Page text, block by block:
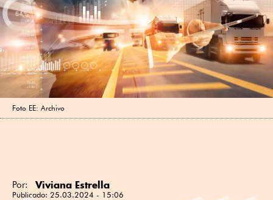
Foto EE: Archivo
Por: Viviana Estrella
Publicado: 25.03.2024 - 15:06